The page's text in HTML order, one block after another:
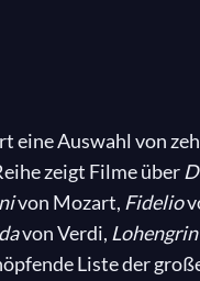
eine Auswahl von
zeigt Filme über
von Mozart, Fidelio
von Verdi, Lohengrin
Liste der